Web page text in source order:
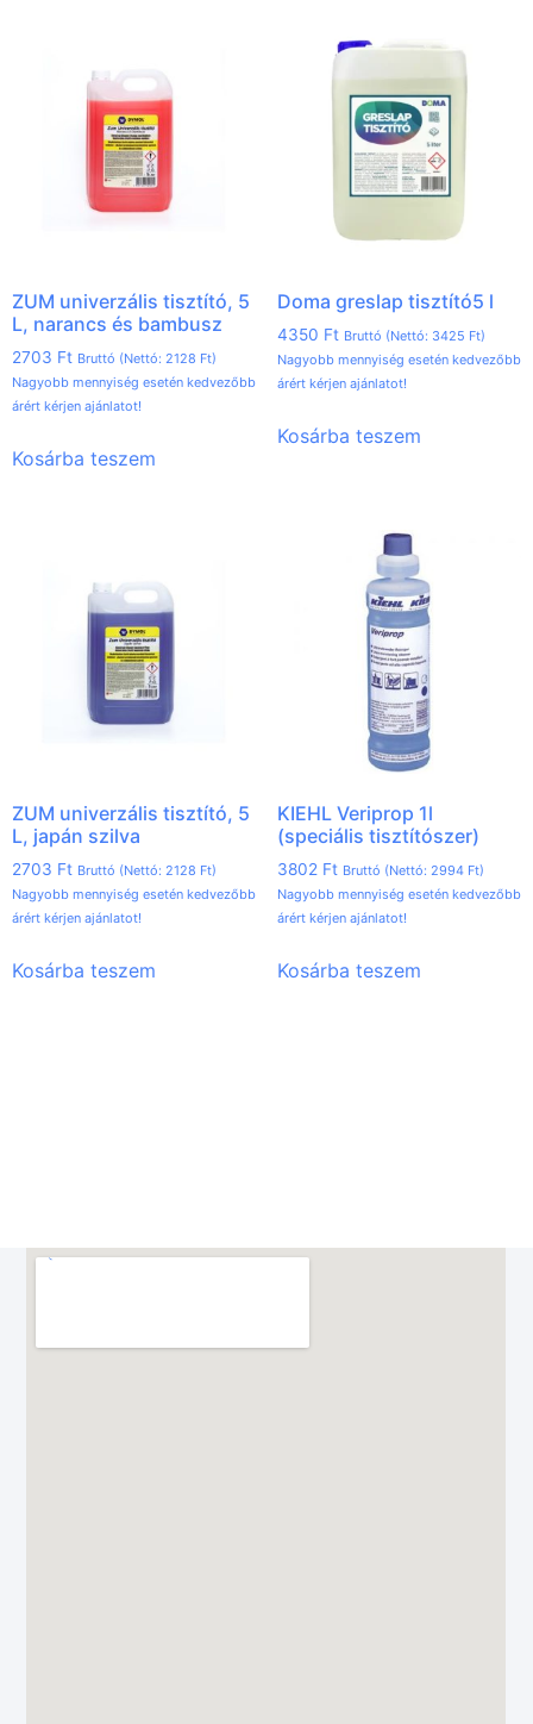
ZUM univerzális tisztító, 5
L, narancs és bambusz
2703 Ft Bruttó (Nettó: 2128 Ft)
Nagyobb mennyiség esetén kedvezőbb
árért kérjen ajánlatot!
Kosárba teszem
Doma greslap tisztító5 l
4350 Ft Bruttó (Nettó: 3425 Ft)
Nagyobb mennyiség esetén kedvezőbb
árért kérjen ajánlatot!
Kosárba teszem
ZUM univerzális tisztító, 5
L, japán szilva
2703 Ft Bruttó (Nettó: 2128 Ft)
Nagyobb mennyiség esetén kedvezőbb
árért kérjen ajánlatot!
Kosárba teszem
KIEHL Veriprop 1l
(speciális tisztítószer)
3802 Ft Bruttó (Nettó: 2994 Ft)
Nagyobb mennyiség esetén kedvezőbb
árért kérjen ajánlatot!
Kosárba teszem